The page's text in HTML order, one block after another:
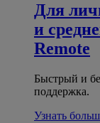
Для
и
Remote
Быстрый и
поддержка.
Узнать